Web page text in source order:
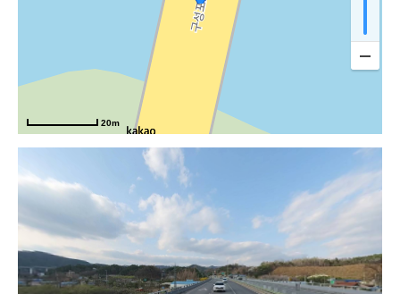
20m
설악로